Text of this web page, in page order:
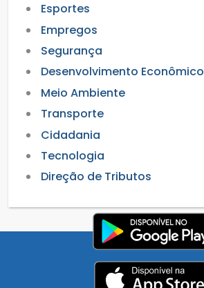
Esportes
Empregos
Segurança
Desenvolvimento Econômico
Meio Ambiente
Transporte
Cidadania
Tecnologia
Direção de Tributos